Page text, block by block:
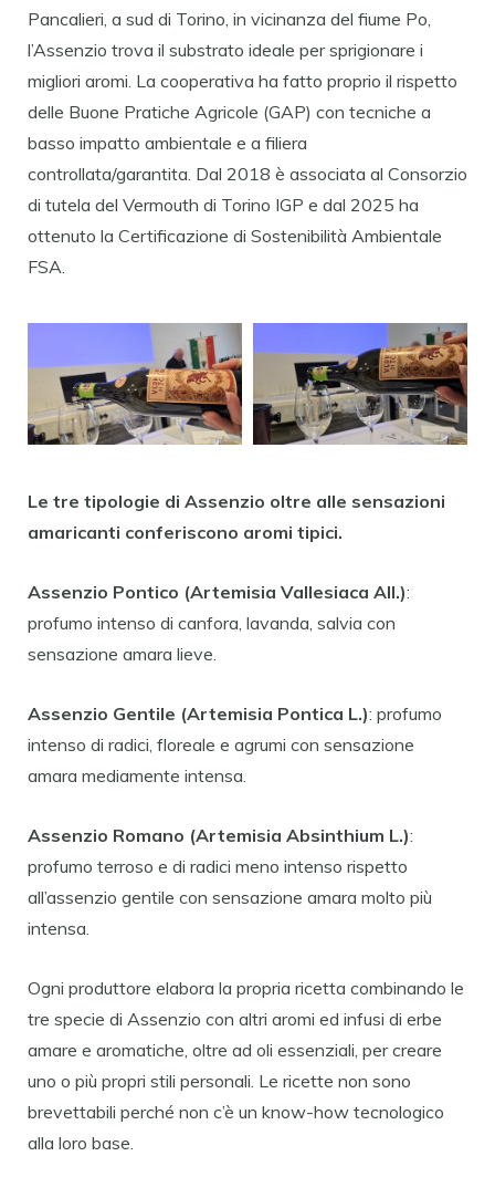
Pancalieri, a sud di Torino, in vicinanza del fiume Po,
l’Assenzio trova il substrato ideale per sprigionare i
migliori aromi. La cooperativa ha fatto proprio il rispetto
delle Buone Pratiche Agricole (GAP) con tecniche a
basso impatto ambientale e a filiera
controllata/garantita. Dal 2018 è associata al Consorzio
di tutela del Vermouth di Torino IGP e dal 2025 ha
ottenuto la Certificazione di Sostenibilità Ambientale
FSA.
Le tre tipologie di Assenzio oltre alle sensazioni
amaricanti conferiscono aromi tipici.
Assenzio Pontico (Artemisia Vallesiaca All.):
profumo intenso di canfora, lavanda, salvia con
sensazione amara lieve.
Assenzio Gentile (Artemisia Pontica L.): profumo
intenso di radici, floreale e agrumi con sensazione
amara mediamente intensa.
Assenzio Romano (Artemisia Absinthium L.):
profumo terroso e di radici meno intenso rispetto
all’assenzio gentile con sensazione amara molto più
intensa.
Ogni produttore elabora la propria ricetta combinando le
tre specie di Assenzio con altri aromi ed infusi di erbe
amare e aromatiche, oltre ad oli essenziali, per creare
uno o più propri stili personali. Le ricette non sono
brevettabili perché non c’è un know-how tecnologico
alla loro base.